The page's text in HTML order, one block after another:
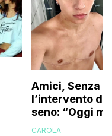
Amici, Senza
l’intervento di
seno: “Oggi
specchio e…”
CAROLA